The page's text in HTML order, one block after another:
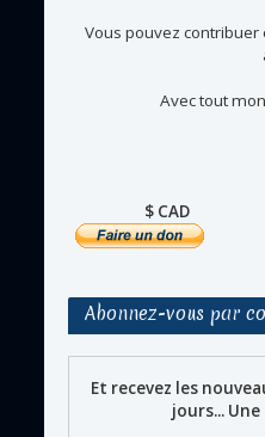
Vous pouvez contribuer
Avec tout
$ CAD
Abonnez-vous par
Et recevez les
jours...